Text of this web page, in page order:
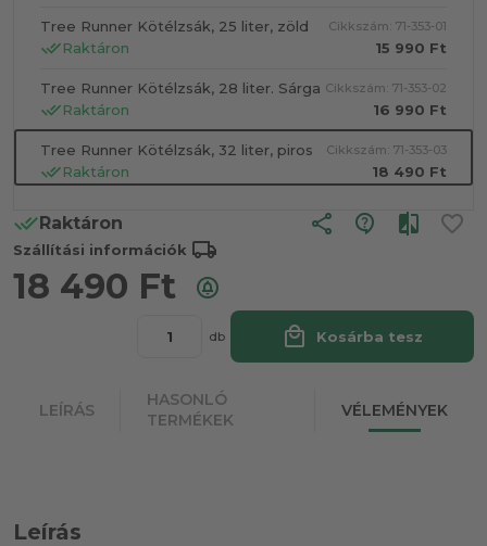
Tree Runner Kötélzsák, 25 liter, zöld Cikkszám: 71-353-01
Raktáron 15 990 Ft
Tree Runner Kötélzsák, 28 liter. Sárga Cikkszám: 71-353-02
Raktáron 16 990 Ft
Tree Runner Kötélzsák, 32 liter, piros Cikkszám: 71-353-03
Raktáron 18 490 Ft
Raktáron share
Szállítási információk local_shipping
18 490 Ft
db local_mall Kosárba tesz
LEÍRÁS
HASONLÓ
TERMÉKEK
VÉLEMÉNYEK
Leírás